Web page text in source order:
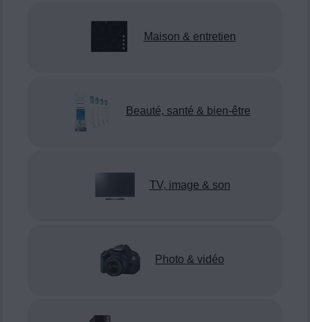
Maison & entretien
Beauté, santé & bien-être
TV, image & son
Photo & vidéo